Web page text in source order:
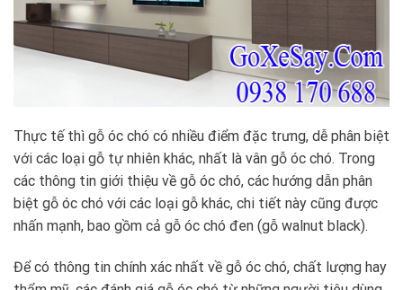
Thực tế thì gỗ óc chó có nhiều điểm đặc trưng, dễ phân biệt
với các loại gỗ tự nhiên khác, nhất là vân gỗ óc chó. Trong
các thông tin giới thiệu về gỗ óc chó, các hướng dẫn phân
biệt gỗ óc chó với các loại gỗ khác, chi tiết này cũng được
nhấn mạnh, bao gồm cả gỗ óc chó đen (gỗ walnut black).
Để có thông tin chính xác nhất về gỗ óc chó, chất lượng hay